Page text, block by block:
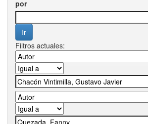
por
Filtros actuales: